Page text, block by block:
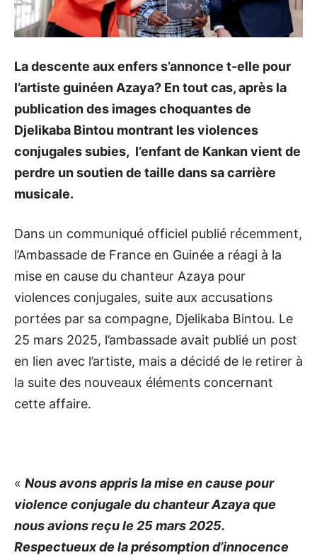
La descente aux enfers s’annonce t-elle pour
l’artiste guinéen Azaya? En tout cas, après la
publication des images choquantes de
Djelikaba Bintou montrant les violences
conjugales subies, l’enfant de Kankan vient de
perdre un soutien de taille dans sa carrière
musicale.
Dans un communiqué officiel publié récemment,
l’Ambassade de France en Guinée a réagi à la
mise en cause du chanteur Azaya pour
violences conjugales, suite aux accusations
portées par sa compagne, Djelikaba Bintou. Le
25 mars 2025, l’ambassade avait publié un post
en lien avec l’artiste, mais a décidé de le retirer à
la suite des nouveaux éléments concernant
cette affaire.
« Nous avons appris la mise en cause pour
violence conjugale du chanteur Azaya que
nous avions reçu le 25 mars 2025.
Respectueux de la présomption d’innocence